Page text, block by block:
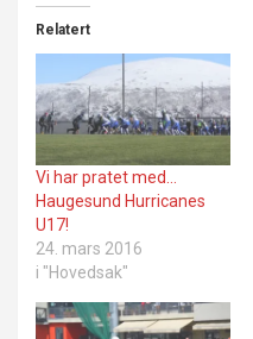
Relatert
Vi har pratet med…
Haugesund Hurricanes
U17!
24. mars 2016
i "Hovedsak"